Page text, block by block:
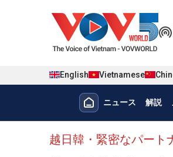
English Vietnamese
Menu trang chủ
ニュース 解説
menu phụ tiếng
越日韓・緊密なパート